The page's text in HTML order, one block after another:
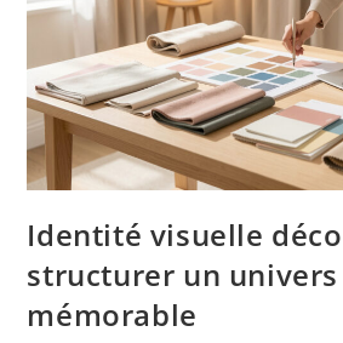
Identité visuelle
structurer un
mémorable